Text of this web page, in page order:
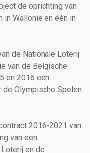
de oprichting van
in Wallonië en één in
de Nationale Loterij
van de Belgische
en 2016 een
Olympische Spelen
2016-2021 van
van een
en de